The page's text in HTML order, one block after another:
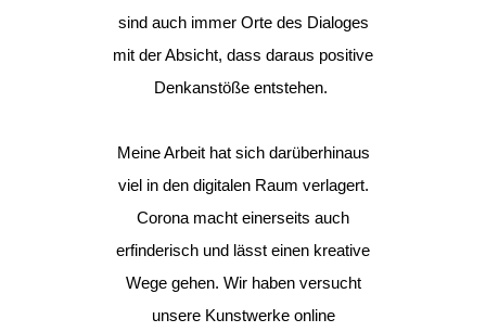
sind auch immer Orte des Dialoges
mit der Absicht, dass daraus positive
Denkanstöße entstehen.
Meine Arbeit hat sich darüberhinaus
viel in den digitalen Raum verlagert.
Corona macht einerseits auch
erfinderisch und lässt einen kreative
Wege gehen. Wir haben versucht
unsere Kunstwerke online